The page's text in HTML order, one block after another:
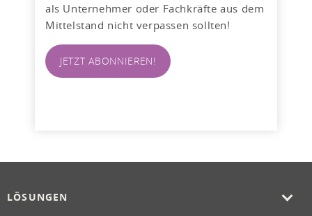
als Unternehmer oder Fachkräfte aus dem
Mittelstand nicht verpassen sollten!
JETZT ABONNIEREN!
LÖSUNGEN